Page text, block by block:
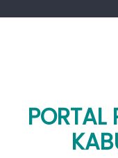
PORTAL